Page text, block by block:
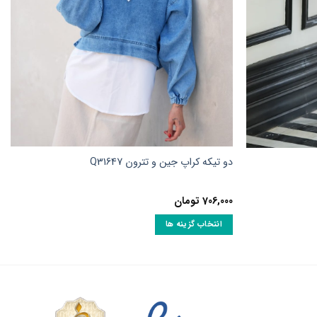
دو تیکه کراپ جین و تترون Q31647
706,000 تومان
انتخاب گزینه ها